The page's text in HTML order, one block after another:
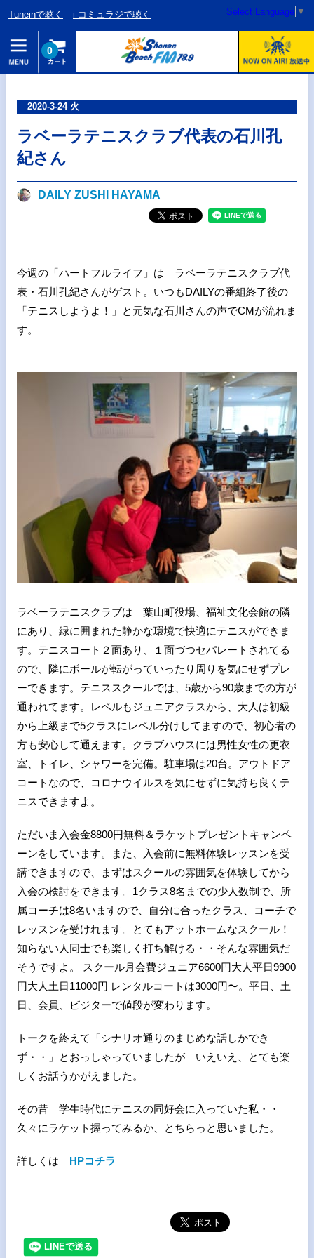
Tuneinで聴く i-コミュラジで聴く Select Language ▼
0
2020-3-24 火
ラベーラテニスクラブ代表の石川孔
紀さん
DAILY ZUSHI HAYAMA
今週の「ハートフルライフ」は ラベーラテニスクラブ代
表・石川孔紀さんがゲスト。いつもDAILYの番組終了後の
「テニスしようよ！」と元気な石川さんの声でCMが流れま
す。
ラベーラテニスクラブは 葉山町役場、福祉文化会館の隣
にあり、緑に囲まれた静かな環境で快適にテニスができま
す。テニスコート２面あり、１面づつセパレートされてる
ので、隣にボールが転がっていったり周りを気にせずプレ
ーできます。テニススクールでは、5歳から90歳までの方が
通われてます。レベルもジュニアクラスから、大人は初級
から上級まで5クラスにレベル分けしてますので、初心者の
方も安心して通えます。クラブハウスには男性女性の更衣
室、トイレ、シャワーを完備。駐車場は20台。アウトドア
コートなので、コロナウイルスを気にせずに気持ち良くテ
ニスできますよ。
ただいま入会金8800円無料＆ラケットプレゼントキャンペ
ーンをしています。また、入会前に無料体験レッスンを受
講できますので、まずはスクールの雰囲気を体験してから
入会の検討をできます。1クラス8名までの少人数制で、所
属コーチは8名いますので、自分に合ったクラス、コーチで
レッスンを受けれます。とてもアットホームなスクール！
知らない人同士でも楽しく打ち解ける・・そんな雰囲気だ
そうですよ。 スクール月会費ジュニア6600円大人平日9900
円大人土日11000円 レンタルコートは3000円〜。平日、土
日、会員、ビジターで値段が変わります。
トークを終えて「シナリオ通りのまじめな話しかでき
ず・・」とおっしゃっていましたが いえいえ、とても楽
しくお話うかがえました。
その昔 学生時代にテニスの同好会に入っていた私・・
久々にラケット握ってみるか、とちらっと思いました。
詳しくは HPコチラ